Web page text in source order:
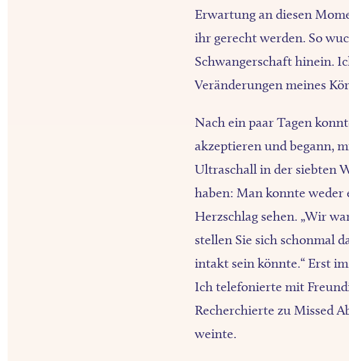
Erwartung an diesen
ihr gerecht werden. So
Schwangerschaft hinein.
Veränderungen meines
Nach ein paar Tagen
akzeptieren und begann,
Ultraschall in der siebten
haben: Man konnte weder
Herzschlag sehen. „Wir
stellen Sie sich schonmal
intakt sein könnte.“ Erst
Ich telefonierte mit
Recherchierte zu Missed
weinte.